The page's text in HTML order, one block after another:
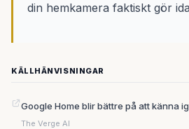
din hemkamera faktiskt gör
KÄLLHÄNVISNINGAR
Google Home blir bättre på att känna
The Verge AI